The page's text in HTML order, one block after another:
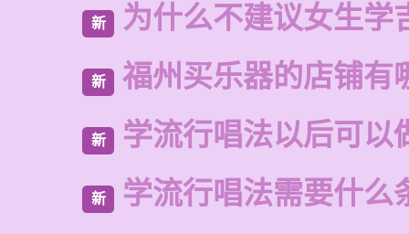
新 为什么不建议女生学
新 福州买乐器的店铺有
新 学流行唱法以后可以
新 学流行唱法需要什么